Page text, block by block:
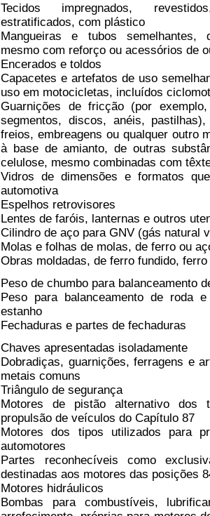
Tecidos impregnados,
estratificados, com plástico
Mangueiras e tubos semelhantes,
mesmo com reforço ou acessórios de
Encerados e toldos
Capacetes e artefatos de uso
uso em motocicletas, incluídos
Guarnições de fricção (por
segmentos, discos, anéis,
freios, embreagens ou qualquer outro
à base de amianto, de outras
celulose, mesmo combinadas com
Vidros de dimensões e formatos
automotiva
Espelhos retrovisores
Lentes de faróis, lanternas e outros
Cilindro de aço para GNV (gás natural
Molas e folhas de molas, de ferro ou
Obras moldadas, de ferro fundido,
Peso de chumbo para balanceamento
Peso para balanceamento de roda
estanho
Fechaduras e partes de fechaduras
Chaves apresentadas isoladamente
Dobradiças, guarnições, ferragens e
metais comuns
Triângulo de segurança
Motores de pistão alternativo dos
propulsão de veículos do Capítulo 87
Motores dos tipos utilizados para
automotores
Partes reconhecíveis como
destinadas aos motores das posições
Motores hidráulicos
Bombas para combustíveis,